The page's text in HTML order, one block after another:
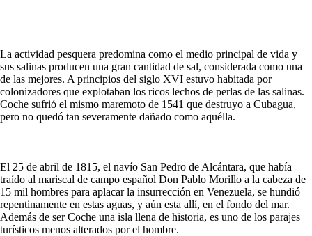
La actividad pesquera predomina como el medio principal de vida y
sus salinas producen una gran cantidad de sal, considerada como una
de las mejores. A principios del siglo XVI estuvo habitada por
colonizadores que explotaban los ricos lechos de perlas de las salinas.
Coche sufrió el mismo maremoto de 1541 que destruyo a Cubagua,
pero no quedó tan severamente dañado como aquélla.
El 25 de abril de 1815, el navío San Pedro de Alcántara, que había
traído al mariscal de campo español Don Pablo Morillo a la cabeza de
15 mil hombres para aplacar la insurrección en Venezuela, se hundió
repentinamente en estas aguas, y aún esta allí, en el fondo del mar.
Además de ser Coche una isla llena de historia, es uno de los parajes
turísticos menos alterados por el hombre.